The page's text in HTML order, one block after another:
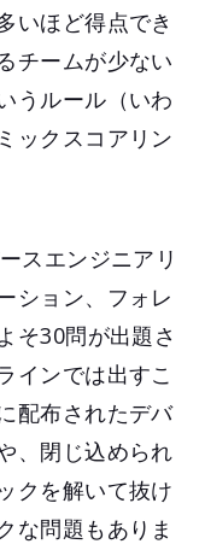
いほど得点でき
チームが少ない
うルール（いわ
ックスコアリン
スエンジニアリ
ション、フォレ
そ30問が出題さ
インでは出すこ
配布されたデバ
、閉じ込められ
クを解いて抜け
な問題もありま